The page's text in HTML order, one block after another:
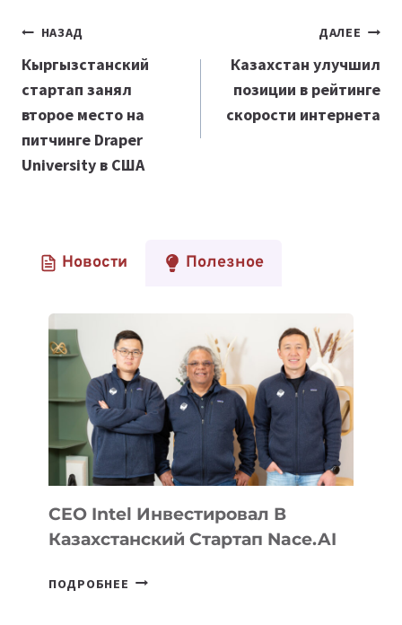
Навигация
по
записям
НАЗАД
Кыргызстанский
стартап занял
второе место на
питчинге Draper
University в США
ДАЛЕЕ
Казахстан улучшил
позиции в рейтинге
скорости интернета
Новости Полезное
CEO Intel Инвестировал В
Казахстанский Стартап Nace.AI
ПОДРОБНЕЕ CEO